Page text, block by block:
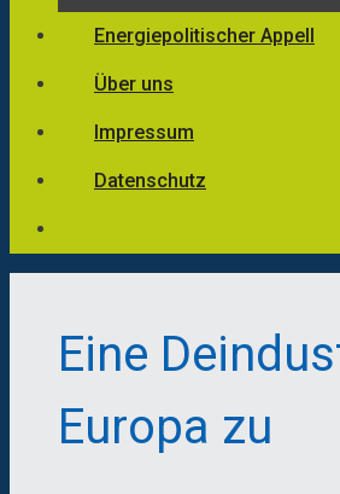
Energiepolitischer Appell
Über uns
Impressum
Datenschutz
Eine
Europa zu